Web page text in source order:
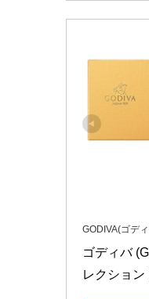
GODIVA(ゴデ
ゴディバ
レクション